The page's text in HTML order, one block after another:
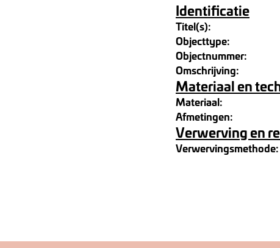
Identificatie
Titel(s):
Objecttype:
Objectnummer:
Omschrijving:
Materiaal en
Materiaal:
Afmetingen:
Verwerving en
Verwervingsmethode: